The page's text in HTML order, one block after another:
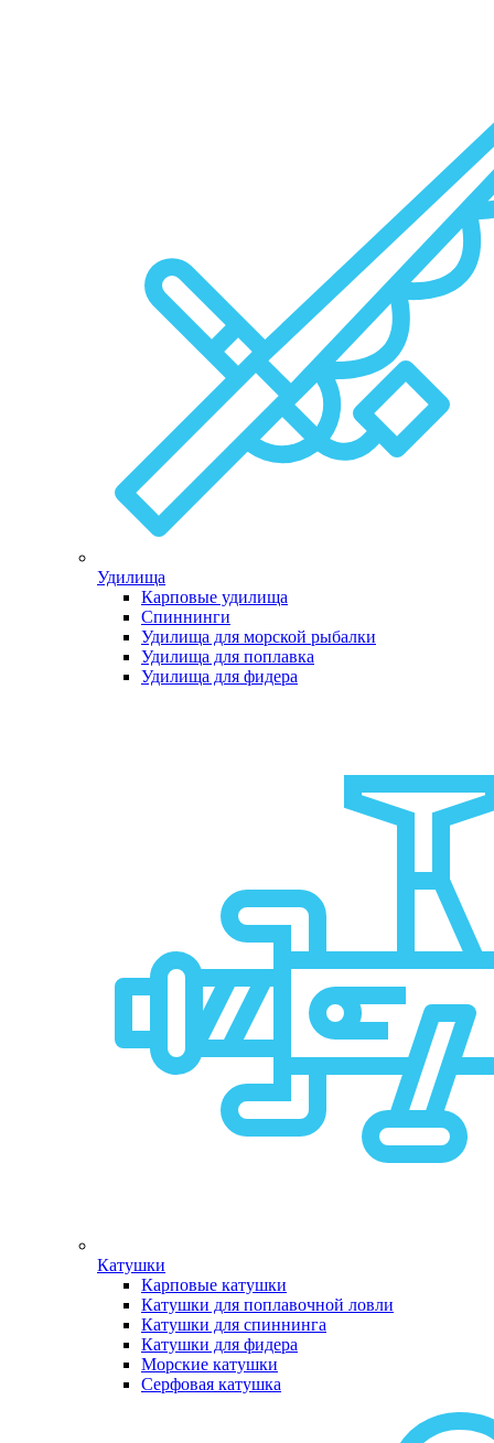
Удилища
Карповые удилища
Спиннинги
Удилища для морской рыбалки
Удилища для поплавка
Удилища для фидера
Катушки
Карповые катушки
Катушки для поплавочной ловли
Катушки для спиннинга
Катушки для фидера
Морские катушки
Серфовая катушка